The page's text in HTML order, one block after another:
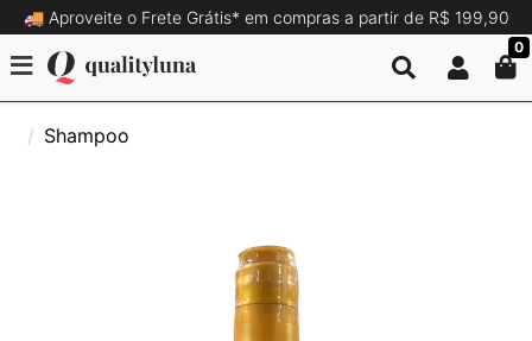
🚚 Aproveite o Frete Grátis* em compras a partir de R$ 199,90
0
Shampoo